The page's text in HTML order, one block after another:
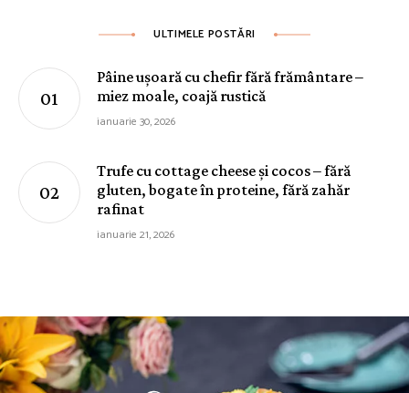
ULTIMELE POSTĂRI
Pâine ușoară cu chefir fără frământare –
miez moale, coajă rustică
ianuarie 30, 2026
Trufe cu cottage cheese și cocos – fără
gluten, bogate în proteine, fără zahăr
rafinat
ianuarie 21, 2026